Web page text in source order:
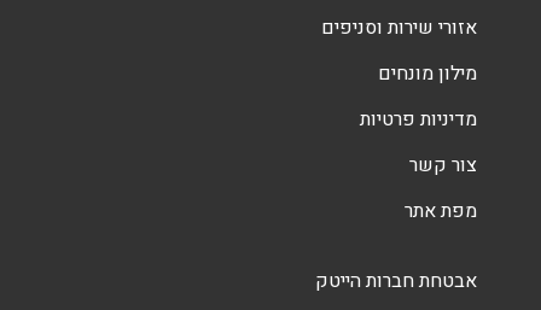
אזורי שירות וסניפים
מילון מונחים
מדיניות פרטיות
צור קשר
מפת אתר
אבטחת חברות הייטק